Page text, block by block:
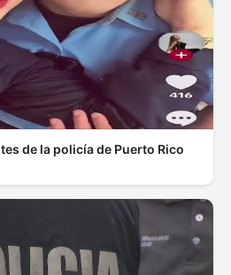
de la policía de Puerto Rico